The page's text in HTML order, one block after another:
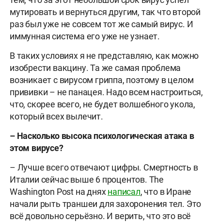
мутировать и вернуться другим, так что второй
раз был уже не совсем тот же самый вирус. И
иммунная система его уже не узнает.
В таких условиях я не представляю, как можно
изобрести вакцину. Та же самая проблема
возникает с вирусом гриппа, поэтому в целом
прививки – не панацея. Надо всем настроиться,
что, скорее всего, не будет волшебного укола,
который всех вылечит.
– Насколько высока психологическая атака в
этом вирусе?
– Лучше всего отвечают цифры. Смертность в
Италии сейчас выше 6 процентов. The
Washington Post на дняхнаписал, что в Иране
начали рыть траншеи для захоронения тел. Это
всё довольно серьёзно. И верить, что это всё